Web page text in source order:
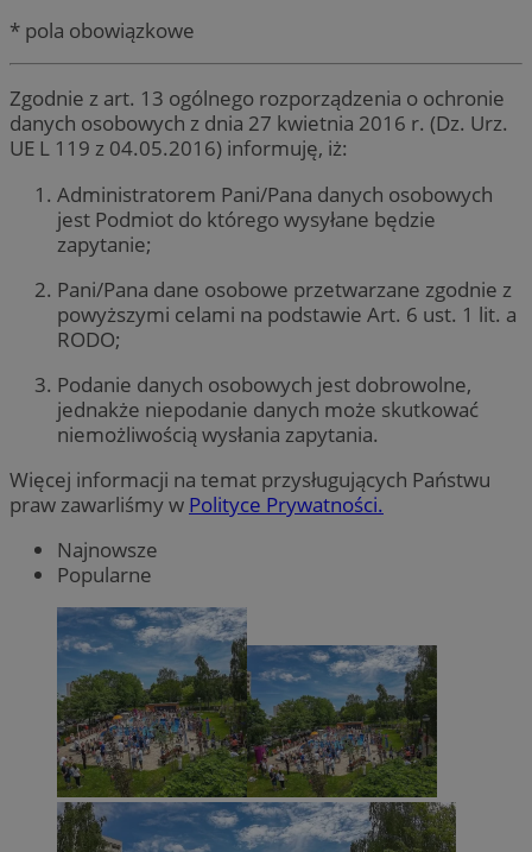
* pola obowiązkowe
Zgodnie z art. 13 ogólnego rozporządzenia o ochronie
danych osobowych z dnia 27 kwietnia 2016 r. (Dz. Urz.
UE L 119 z 04.05.2016) informuję, iż:
Administratorem Pani/Pana danych osobowych
jest Podmiot do którego wysyłane będzie
zapytanie;
Pani/Pana dane osobowe przetwarzane zgodnie z
powyższymi celami na podstawie Art. 6 ust. 1 lit. a
RODO;
Podanie danych osobowych jest dobrowolne,
jednakże niepodanie danych może skutkować
niemożliwością wysłania zapytania.
Więcej informacji na temat przysługujących Państwu
praw zawarliśmy w Polityce Prywatności.
Najnowsze
Popularne